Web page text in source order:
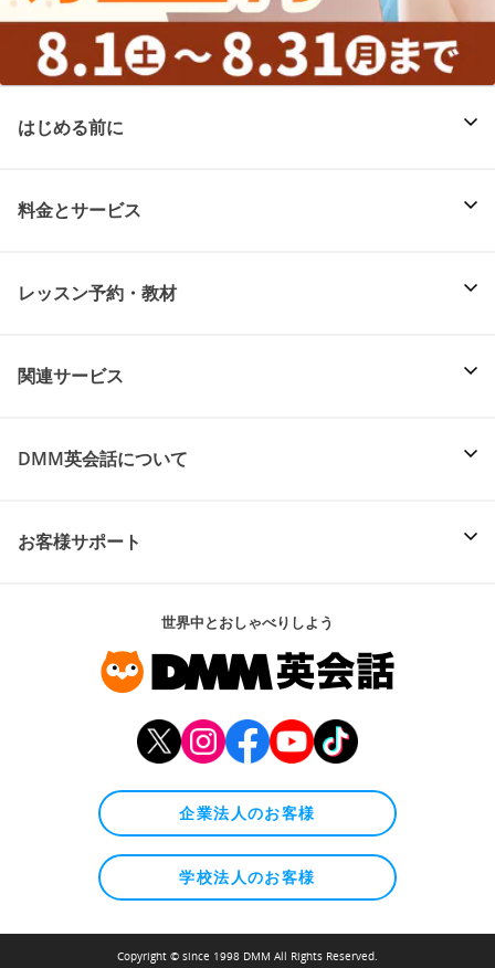
はじめる前に
料金とサービス
レッスン予約・教材
関連サービス
DMM英会話について
お客様サポート
世界中とおしゃべりしよう
企業法人のお客様
学校法人のお客様
Copyright © since 1998 DMM All Rights Reserved.